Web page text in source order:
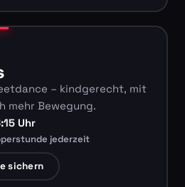
– kindgerecht, mit
mehr Bewegung.
Uhr
jederzeit
sichern